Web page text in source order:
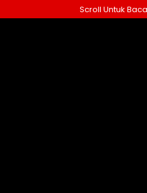
ke
Scroll Untuk